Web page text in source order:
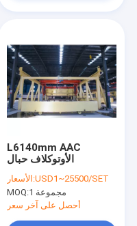
L6140mm AAC
الأوتوكلاف حبال
الأسعار:USD1~25500/SET
MOQ:
1 مجموعة
أحصل على آخر سعر